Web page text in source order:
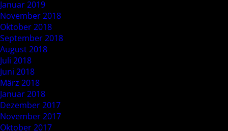
Januar 2019
November 2018
Oktober 2018
September 2018
August 2018
Juli 2018
Juni 2018
März 2018
Januar 2018
Dezember 2017
November 2017
Oktober 2017